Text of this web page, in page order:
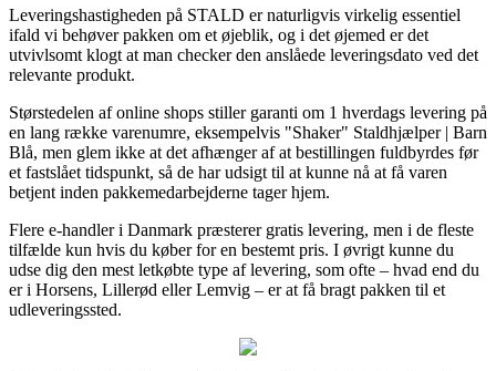
Leveringshastigheden på STALD er naturligvis virkelig essentiel
ifald vi behøver pakken om et øjeblik, og i det øjemed er det
utvivlsomt klogt at man checker den anslåede leveringsdato ved det
relevante produkt.
Størstedelen af online shops stiller garanti om 1 hverdags levering på
en lang række varenumre, eksempelvis "Shaker" Staldhjælper | Barn
Blå, men glem ikke at det afhænger af at bestillingen fuldbyrdes før
et fastslået tidspunkt, så de har udsigt til at kunne nå at få varen
betjent inden pakkemedarbejderne tager hjem.
Flere e-handler i Danmark præsterer gratis levering, men i de fleste
tilfælde kun hvis du køber for en bestemt pris. I øvrigt kunne du
udse dig den mest letkøbte type af levering, som ofte – hvad end du
er i Horsens, Lillerød eller Lemvig – er at få bragt pakken til et
udleveringssted.